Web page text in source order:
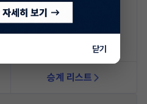
승계 리스트
닫기